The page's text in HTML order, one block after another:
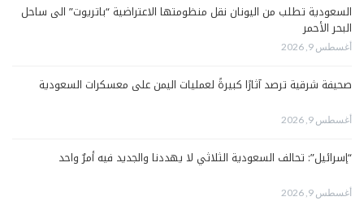
السعودية تطلب من اليونان نقل منظومتها الاعتراضية “باتريوت” الى ساحل
البحر الأحمر
أغسطس 9, 2026
صحيفة شرقية ترصد آثارًا كبيرةً لعمليات اليمن على معسكرات السعودية
أغسطس 9, 2026
“إسرائيل”: تحالف السعودية الثلاثي لا يهددنا والجديد فيه أمرٌ واحد
أغسطس 9, 2026